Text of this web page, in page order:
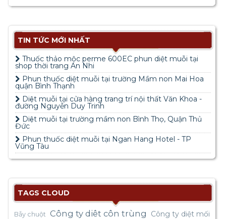
TIN TỨC MỚI NHẤT
Thuốc thảo mộc perme 600EC phun diệt muỗi tại
shop thời trang An Nhi
Phun thuốc diệt muỗi tại trường Mầm non Mai Hoa
quận Bình Thạnh
Diệt muỗi tại cửa hàng trang trí nội thất Văn Khoa -
đường Nguyễn Duy Trinh
Diệt muỗi tại trường mầm non Bình Thọ, Quận Thủ
Đức
Phun thuốc diệt muỗi tại Ngan Hang Hotel - TP
Vũng Tàu
TAGS CLOUD
Bẫy chuột Công ty diêt côn trùng Công ty diệt mối